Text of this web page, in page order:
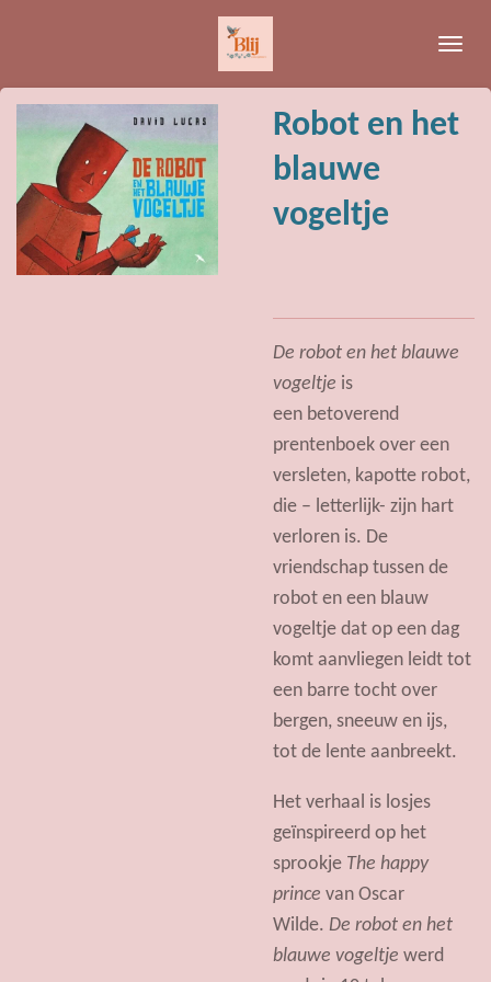
naar
hoofdinhoud
Robot en het
blauwe
vogeltje
De robot en het blauwe
vogeltje is
een betoverend
prentenboek over een
versleten, kapotte robot,
die – letterlijk- zijn hart
verloren is. De
vriendschap tussen de
robot en een blauw
vogeltje dat op een dag
komt aanvliegen leidt tot
een barre tocht over
bergen, sneeuw en ijs,
tot de lente aanbreekt.
Het verhaal is losjes
geïnspireerd op het
sprookje The happy
prince van Oscar
Wilde. De robot en het
blauwe vogeltje werd